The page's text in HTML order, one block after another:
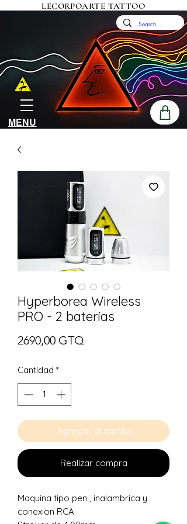
MENU
LECORPOARTE
Hyperborea Wireless
PRO - 2 baterías
2690,00 GTQ
Cantidad *
Agregar al carrito
Realizar compra
Maquina tipo pen , inalambrica y
conexion RCA